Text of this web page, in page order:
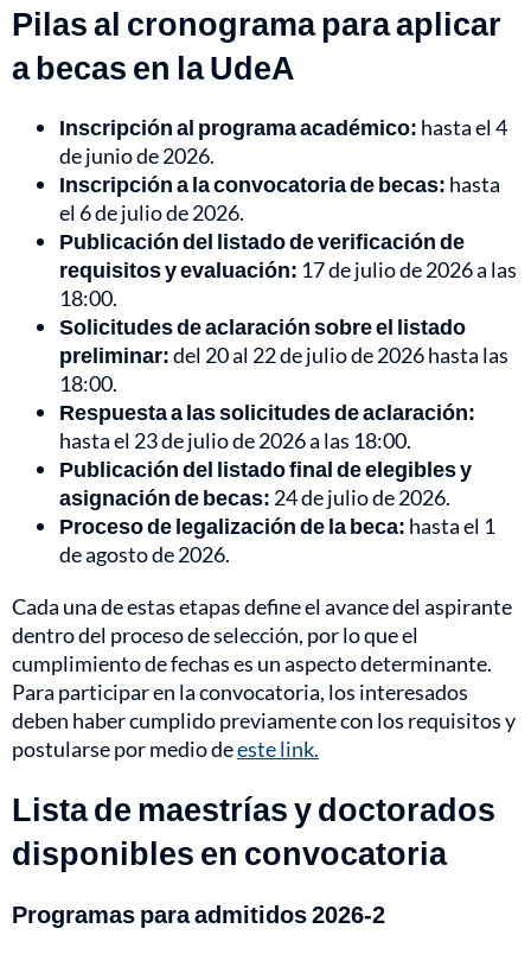
Pilas al cronograma para aplicar
a becas en la UdeA
Inscripción al programa académico: hasta el 4
de junio de 2026.
Inscripción a la convocatoria de becas: hasta
el 6 de julio de 2026.
Publicación del listado de verificación de
requisitos y evaluación: 17 de julio de 2026 a las
18:00.
Solicitudes de aclaración sobre el listado
preliminar:del 20 al 22 de julio de 2026 hasta las
18:00.
Respuesta a las solicitudes de aclaración:
hasta el 23 de julio de 2026 a las 18:00.
Publicación del listado final de elegibles y
asignación de becas: 24 de julio de 2026.
Proceso de legalización de la beca: hasta el 1
de agosto de 2026.
Cada una de estas etapas define el avance del aspirante
dentro del proceso de selección, por lo que el
cumplimiento de fechas es un aspecto determinante.
Para participar en la convocatoria, los interesados
deben haber cumplido previamente con los requisitos y
postularse por medio deeste link.
Lista de maestrías y doctorados
disponibles en convocatoria
Programas para admitidos 2026-2